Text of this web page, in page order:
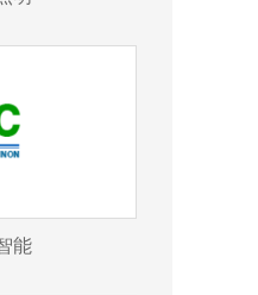
能